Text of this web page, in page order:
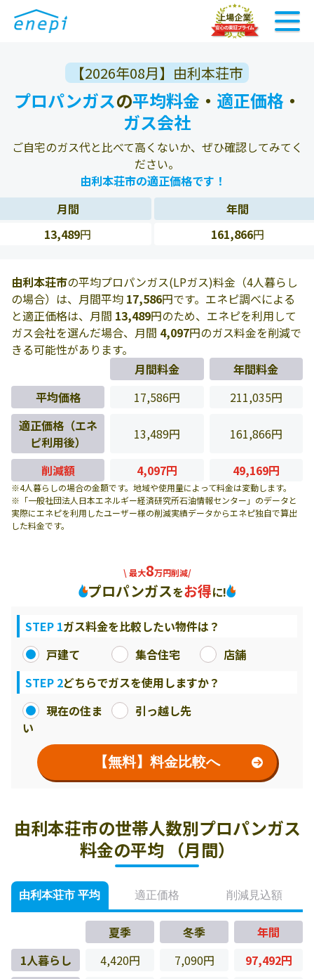
【2026年08月】由利本荘市
プロパンガスの平均料金 ・ 適正価格 ・
ガス会社
ご自宅のガス代と比べて高くないか、ぜひ確認してみてく
ださい。
由利本荘市の適正価格です！
月間
年間
13,489円 161,866円
由利本荘市の平均プロパンガス(LPガス)料金（4人暮らし
の場合）は、月間平均 17,586円です。エネピ調べによる
と適正価格は、月間 13,489円のため、エネピを利用して
ガス会社を選んだ場合、月間 4,097円のガス料金を削減で
きる可能性があります。
月間料金
年間料金
平均価格
17,586円
211,035円
適正価格（エネ
ピ利用後）
13,489円 161,866円
削減額 4,097円 49,169円
※4人暮らしの場合の金額です。地域や使用量によって料金は変動します。
※「一般社団法人日本エネルギー経済研究所石油情報センター」のデータと
実際にエネピを利用したユーザー様の削減実績データからエネピ独自で算出
した料金です。
\ 最大8万円削減/
プロパンガスをお得に!
STEP 1ガス料金を比較したい物件は？
戸建て
集合住宅
店舗
STEP 2どちらでガスを使用しますか？
現在の住ま
い
引っ越し先
【無料】料金比較へ
由利本荘市の世帯人数別プロパンガス
料金の平均 （月間）
由利本荘市 平均 適正価格 削減見込額
夏季 冬季
年間
1人暮らし
4,420円 7,090円
97,492円